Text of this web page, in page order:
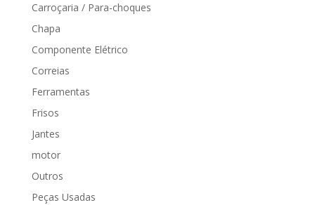
Carroçaria / Para-choques
Chapa
Componente Elétrico
Correias
Ferramentas
Frisos
Jantes
motor
Outros
Peças Usadas